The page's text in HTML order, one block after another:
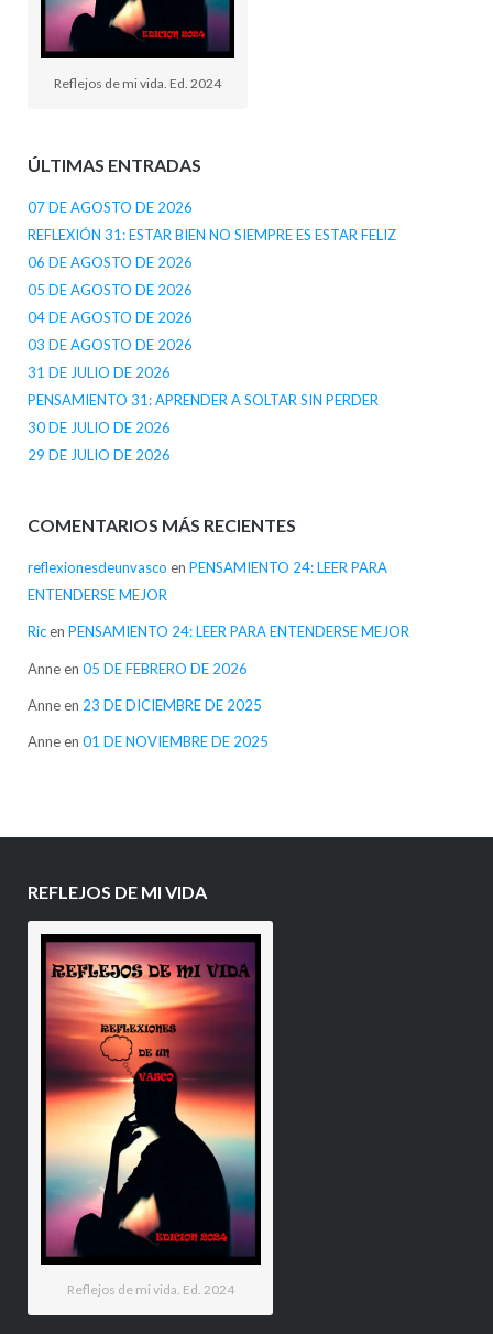
Reflejos de mi vida. Ed. 2024
ÚLTIMAS ENTRADAS
07 DE AGOSTO DE 2026
REFLEXIÓN 31: ESTAR BIEN NO SIEMPRE ES ESTAR FELIZ
06 DE AGOSTO DE 2026
05 DE AGOSTO DE 2026
04 DE AGOSTO DE 2026
03 DE AGOSTO DE 2026
31 DE JULIO DE 2026
PENSAMIENTO 31: APRENDER A SOLTAR SIN PERDER
30 DE JULIO DE 2026
29 DE JULIO DE 2026
COMENTARIOS MÁS RECIENTES
reflexionesdeunvasco en PENSAMIENTO 24: LEER PARA
ENTENDERSE MEJOR
Ricen PENSAMIENTO 24: LEER PARA ENTENDERSE MEJOR
Anneen 05 DE FEBRERO DE 2026
Anneen 23 DE DICIEMBRE DE 2025
Anneen 01 DE NOVIEMBRE DE 2025
REFLEJOS DE MI VIDA
Reflejos de mi vida. Ed. 2024